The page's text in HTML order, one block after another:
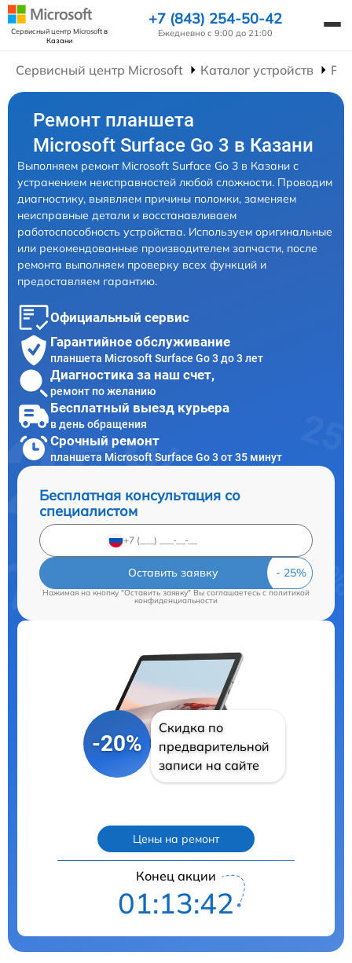
Сервисный центр Microsoftв
Казани
+7 (843) 254-50-42
Ежедневно с 9:00 до 21:00
Сервисный центр Microsoft Каталог устройств
Ремонт планшета
Microsoft Surface Go 3 в Казани
Выполняем ремонт Microsoft Surface Go 3 в Казани с
устранением неисправностей любой сложности. Проводим
диагностику, выявляем причины поломки, заменяем
неисправные детали и восстанавливаем
работоспособность устройства. Используем оригинальные
или рекомендованные производителем запчасти, после
ремонта выполняем проверку всех функций и
предоставляем гарантию.
Официальный сервис
Гарантийное обслуживание
планшета Microsoft Surface Go 3 до 3 лет
Диагностика за наш счет,
ремонт по желанию
Бесплатный выезд курьера
в день обращения
Срочный ремонт
планшета Microsoft Surface Go 3 от 35 минут
Бесплатная консультация со
специалистом
Оставить заявку
Нажимая на кнопку "Оставить заявку" Вы соглашаетесь cполитикой
конфиденциальности
-20%
Скидка по
предварительной
записи на сайте
Цены на ремонт
Конец акции
01:13:41